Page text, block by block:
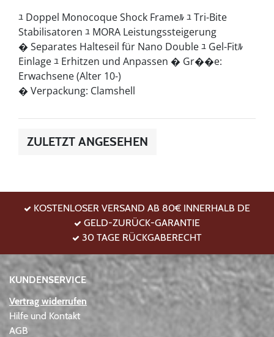
ﾕ Doppel Monocoque Shock Frameﾙ ﾕ Tri-Bite
Stabilisatoren ﾕ MORA Leistungssteigerung
� Separates Halteseil für Nano Double ﾕ Gel-Fitﾙ
Einlage ﾕ Erhitzen und Anpassen � Gr��e:
Erwachsene (Alter 10-)
� Verpackung: Clamshell
ZULETZT ANGESEHEN
KOSTENLOSER VERSAND AB 80€ INNERHALB DE
GELD-ZURÜCK-GARANTIE
30 TAGE RÜCKGABERECHT
KUNDENSERVICE
Vertrag widerrufen
Hilfe und Kontakt
AGB